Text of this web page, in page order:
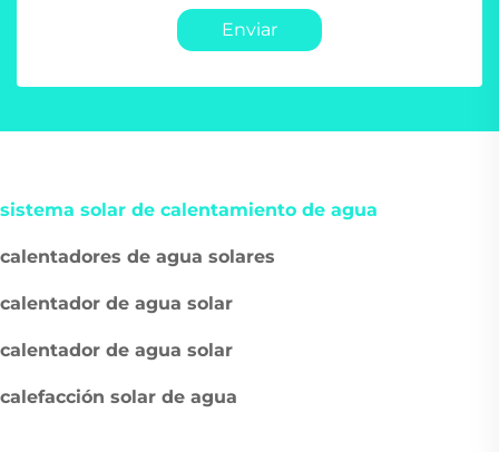
Enviar
sistema solar de calentamiento de agua
calentadores de agua solares
calentador de agua solar
calentador de agua solar
calefacción solar de agua